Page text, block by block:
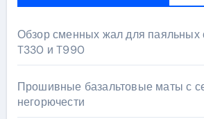
Обзор сменных жал для паяльных
T330 и T990
Прошивные базальтовые маты с
негорючести